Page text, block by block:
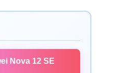
Nova 12 SE